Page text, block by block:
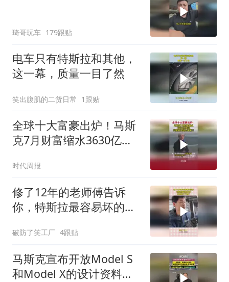
琦哥玩车 179跟贴
电车只有特斯拉和其他，
这一幕，质量一目了然
笑出腹肌的二货日常 1跟贴
全球十大富豪出炉！马斯
克7月财富缩水3630亿美
时代周报
修了12年的老师傅告诉
你，特斯拉最容易坏的，
破防了笑工厂 4跟贴
马斯克宣布开放Model S
和Model X的设计资料与